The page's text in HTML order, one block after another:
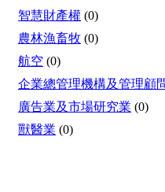
智慧財產權 (0)
農林漁畜牧 (0)
航空 (0)
企業總管理機構及管理顧
廣告業及市場研究業 (0)
獸醫業 (0)